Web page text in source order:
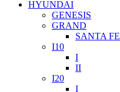
HYUNDAI
GENESIS
GRAND
SANTA FE
I10
I
II
I20
I